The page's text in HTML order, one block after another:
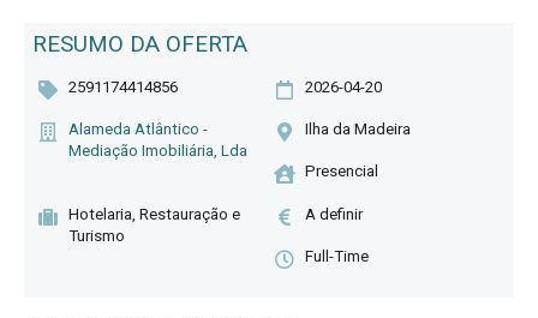
RESUMO DA OFERTA
2591174414856 2026-04-20
Alameda Atlântico -
Mediação Imobiliária, Lda
Ilha da Madeira
Presencial
Hotelaria, Restauração e
Turismo
A definir
Full-Time